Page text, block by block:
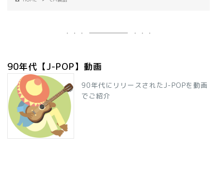
90年代【J-POP】動画
90年代にリリースされたJ-POPを動画
でご紹介